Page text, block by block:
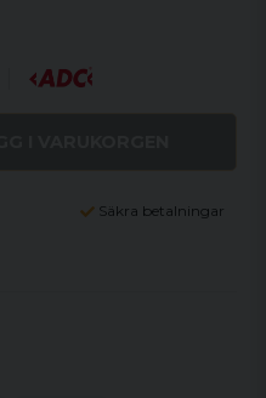
Säkra betalningar